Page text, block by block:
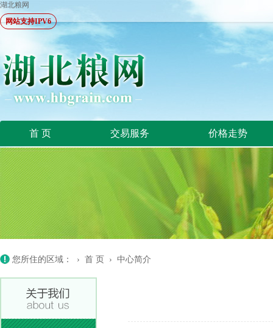
湖北粮网
网站支持IPV6
首 页 交易服务 价格走势
您所住的区域： › 首 页 › 中心简介